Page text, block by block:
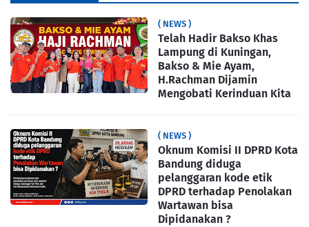
( NEWS )
Telah Hadir Bakso Khas
Lampung di Kuningan,
Bakso & Mie Ayam,
H.Rachman Dijamin
Mengobati Kerinduan Kita
( NEWS )
Oknum Komisi II DPRD Kota
Bandung diduga
pelanggaran kode etik
DPRD terhadap Penolakan
Wartawan bisa
Dipidanakan ?